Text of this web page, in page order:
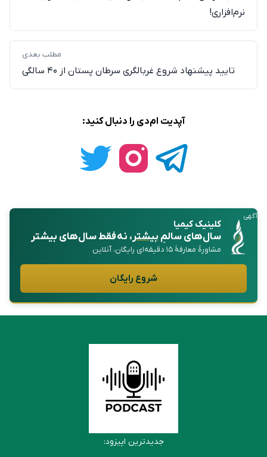
نرم‌افزاری!
مطلب بعدی
تایید پیشنهاد شروع غربالگری سرطان پستان از ۴۰ سالگی
آپدیت ام‌دی را دنبال کنید:
آگهی
کلینیک کیمیا
سال‌های سالمِبیشتر، نه فقط سال‌های بیشتر
مشاورهٔ معارفهٔ ۱۵ دقیقه‌ای رایگان، آنلاین
شروع رایگان
جدیدترین اپیزود: